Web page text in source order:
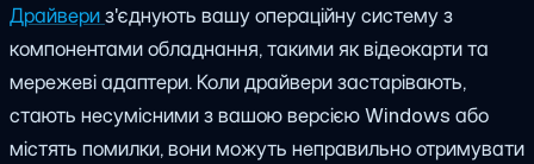
Драйвериз'єднують вашу операційну систему з
компонентами обладнання, такими як відеокарти та
мережеві адаптери. Коли драйвери застарівають,
стають несумісними з вашою версією Windows або
містять помилки, вони можуть неправильно отримувати